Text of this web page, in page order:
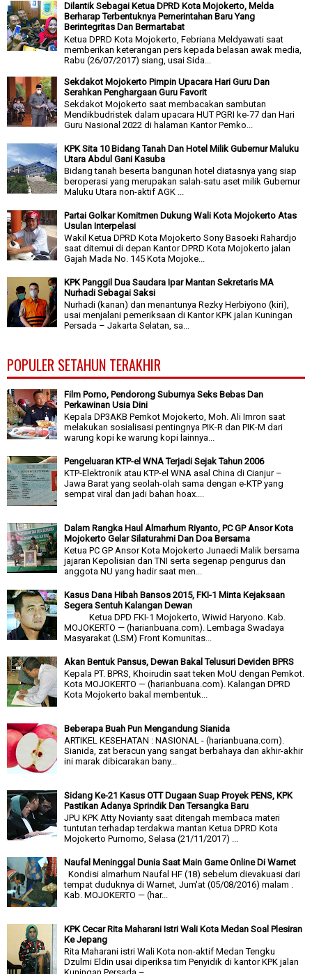
Dilantik Sebagai Ketua DPRD Kota Mojokerto, Melda
Berharap Terbentuknya Pemerintahan Baru Yang
Berintegritas Dan Bermartabat
Ketua DPRD Kota Mojokerto, Febriana Meldyawati saat
memberikan keterangan pers kepada belasan awak media,
Rabu (26/07/2017) siang, usai Sida...
Sekdakot Mojokerto Pimpin Upacara Hari Guru Dan
Serahkan Penghargaan Guru Favorit
Sekdakot Mojokerto saat membacakan sambutan
Mendikbudristek dalam upacara HUT PGRI ke-77 dan Hari
Guru Nasional 2022 di halaman Kantor Pemko...
KPK Sita 10 Bidang Tanah Dan Hotel Milik Gubernur Maluku
Utara Abdul Gani Kasuba
Bidang tanah beserta bangunan hotel diatasnya yang siap
beroperasi yang merupakan salah-satu aset milik Gubernur
Maluku Utara non-aktif AGK ...
Partai Golkar Komitmen Dukung Wali Kota Mojokerto Atas
Usulan Interpelasi
Wakil Ketua DPRD Kota Mojokerto Sony Basoeki Rahardjo
saat ditemui di depan Kantor DPRD Kota Mojokerto jalan
Gajah Mada No. 145 Kota Mojoke...
KPK Panggil Dua Saudara Ipar Mantan Sekretaris MA
Nurhadi Sebagai Saksi
Nurhadi (kanan) dan menantunya Rezky Herbiyono (kiri),
usai menjalani pemeriksaan di Kantor KPK jalan Kuningan
Persada – Jakarta Selatan, sa...
POPULER SETAHUN TERAKHIR
Film Porno, Pendorong Suburnya Seks Bebas Dan
Perkawinan Usia Dini
Kepala DP3AKB Pemkot Mojokerto, Moh. Ali Imron saat
melakukan sosialisasi pentingnya PIK-R dan PIK-M dari
warung kopi ke warung kopi lainnya...
Pengeluaran KTP-el WNA Terjadi Sejak Tahun 2006
KTP-Elektronik atau KTP-el WNA asal China di Cianjur –
Jawa Barat yang seolah-olah sama dengan e-KTP yang
sempat viral dan jadi bahan hoax....
Dalam Rangka Haul Almarhum Riyanto, PC GP Ansor Kota
Mojokerto Gelar Silaturahmi Dan Doa Bersama
Ketua PC GP Ansor Kota Mojokerto Junaedi Malik bersama
jajaran Kepolisian dan TNI serta segenap pengurus dan
anggota NU yang hadir saat men...
Kasus Dana Hibah Bansos 2015, FKI-1 Minta Kejaksaan
Segera Sentuh Kalangan Dewan
Ketua DPD FKI-1 Mojokerto, Wiwid Haryono. Kab.
MOJOKERTO — (harianbuana.com). Lembaga Swadaya
Masyarakat (LSM) Front Komunitas...
Akan Bentuk Pansus, Dewan Bakal Telusuri Deviden BPRS
Kepala PT. BPRS, Khoirudin saat teken MoU dengan Pemkot.
Kota MOJOKERTO — (harianbuana.com). Kalangan DPRD
Kota Mojokerto bakal membentuk...
Beberapa Buah Pun Mengandung Sianida
ARTIKEL KESEHATAN : NASIONAL - (harianbuana.com).
Sianida, zat beracun yang sangat berbahaya dan akhir-akhir
ini marak dibicarakan bany...
Sidang Ke-21 Kasus OTT Dugaan Suap Proyek PENS, KPK
Pastikan Adanya Sprindik Dan Tersangka Baru
JPU KPK Atty Novianty saat ditengah membaca materi
tuntutan terhadap terdakwa mantan Ketua DPRD Kota
Mojokerto Purnomo, Selasa (21/11/2017) ...
Naufal Meninggal Dunia Saat Main Game Online Di Warnet
Kondisi almarhum Naufal HF (18) sebelum dievakuasi dari
tempat duduknya di Warnet, Jum'at (05/08/2016) malam .
Kab. MOJOKERTO — (har...
KPK Cecar Rita Maharani Istri Wali Kota Medan Soal Plesiran
Ke Jepang
Rita Maharani istri Wali Kota non-aktif Medan Tengku
Dzulmi Eldin usai diperiksa tim Penyidik di kantor KPK jalan